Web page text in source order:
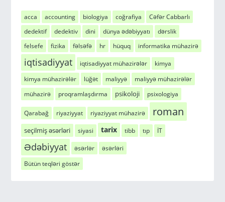
acca accounting biologiya coğrafiya
Cəfər Cabbarlı
dedektif
dedektiv dini dünya ədəbiyyatı
dərslik
felsefe
fizika fəlsəfə hr hüquq informatika mühazirə
iqtisadiyyat iqtisadiyyat mühazirələr
kimya
kimya mühazirələr
lüğət maliyyə
maliyyə mühazirələr
mühazirə
proqramlaşdırma psikoloji psixologiya
Qarabağ riyaziyyat riyaziyyat mühazirə roman
seçilmiş əsərləri siyasi tarix tibb tıp İT
Ədəbiyyat əsərlər
əsərləri
Bütün teqləri göstər